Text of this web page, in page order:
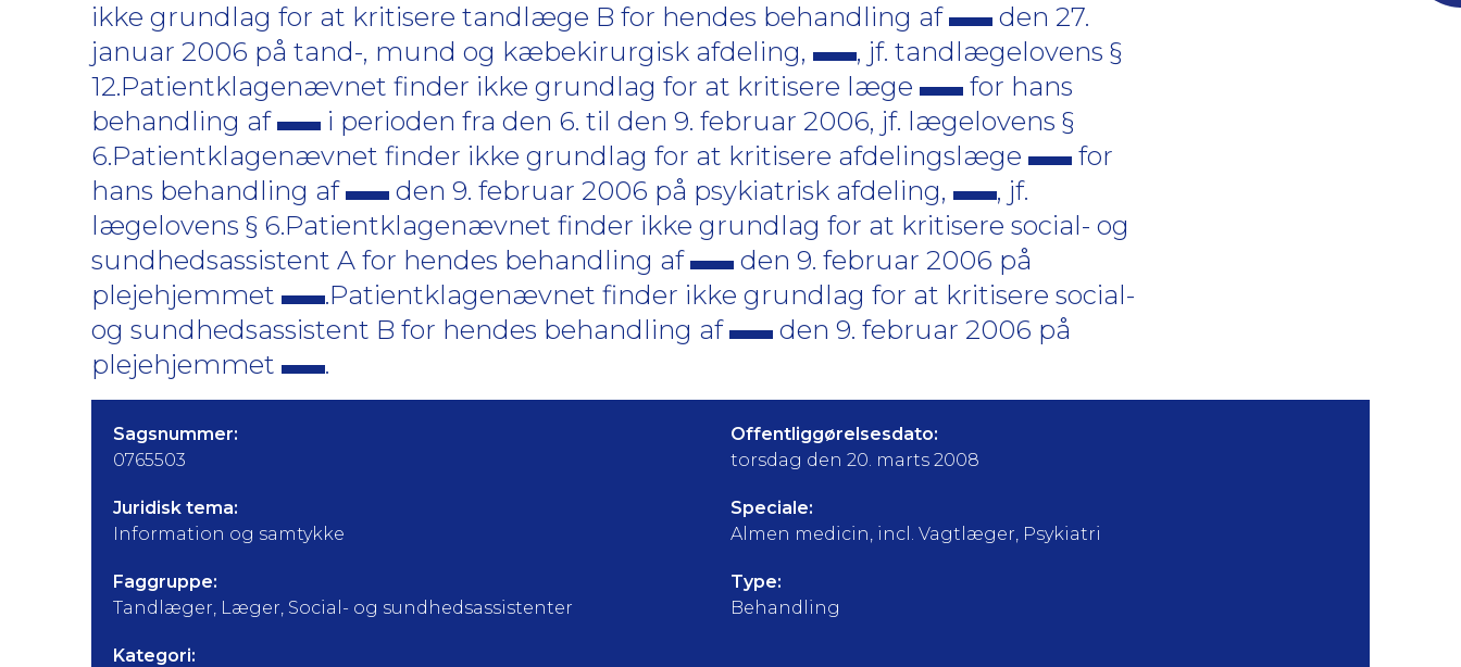
ikke grundlag for at kritisere tandlæge B for hendes behandling af
den 27.
januar 2006 på tand-, mund og kæbekirurgisk afdeling,
, jf. tandlægelovens §
12.Patientklagenævnet finder ikke grundlag for at kritisere læge
for hans
behandling af
i perioden fra den 6. til den 9. februar 2006, jf. lægelovens §
6.Patientklagenævnet finder ikke grundlag for at kritisere afdelingslæge
for
hans behandling af
den 9. februar 2006 på psykiatrisk afdeling,
, jf.
lægelovens § 6.Patientklagenævnet finder ikke grundlag for at kritisere social- og
sundhedsassistent A for hendes behandling af
den 9. februar 2006 på
plejehjemmet
.Patientklagenævnet finder ikke grundlag for at kritisere social-
og sundhedsassistent B for hendes behandling af
den 9. februar 2006 på
plejehjemmet
.
Sagsnummer:
0765503
Offentliggørelsesdato:
torsdag den 20. marts 2008
Juridisk tema:
Information og samtykke
Speciale:
Almen medicin, incl. Vagtlæger, Psykiatri
Faggruppe:
Tandlæger, Læger, Social- og sundhedsassistenter
Type:
Behandling
Kategori: